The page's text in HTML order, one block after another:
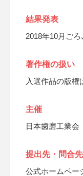
結果発表
2018年10月ご
著作権の扱い
入選作品の版権
主催
日本歯磨工業会
提出先・問合先
公式ホームペー